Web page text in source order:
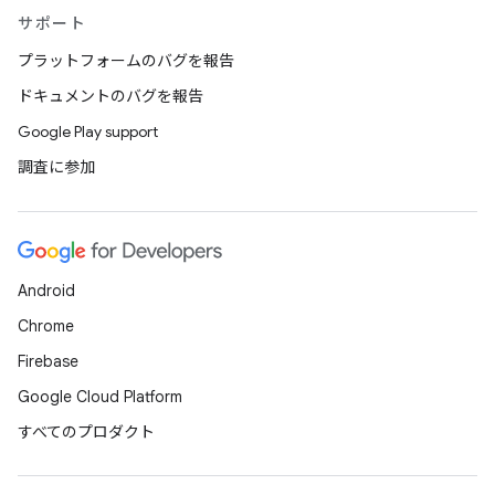
サポート
プラットフォームのバグを報告
ドキュメントのバグを報告
Google Play support
調査に参加
Android
Chrome
Firebase
Google Cloud Platform
すべてのプロダクト